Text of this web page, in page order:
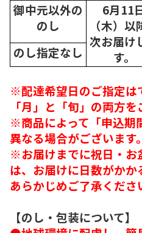
御中元以外の
のし
6月11
（木）以
次お届け
す。
のし指定なし
※配達希望日のご指定は
「月」と「旬」の両方を
※商品によって「申込期
異なる場合がございます。
※お届けまでに祝日・お
は、お届けに日数がかか
あらかじめご了承くだ
【のし・包装について】